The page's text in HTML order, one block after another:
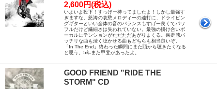
2,600円(税込)
いよいよ投下！すっげー待ってましたよ！しかし最強す
ぎますな。怒涛の哀愁メロディーの連打に、ドライビン
グギターといい全体の音のバランスもすげー良くてパワ
フルだけど繊細さは失われていない。最強の掛け合いボ
ーカルにテンションがただただあがりまくる。疾走感バ
ッチリな曲も渋く聴かせる曲もどちらも相当良いぞ。
「In The End」終わった瞬間にまた頭から聴きたくなる
と思う。5年また甲斐があったよ。
GOOD FRIEND "RIDE THE
STORM" CD